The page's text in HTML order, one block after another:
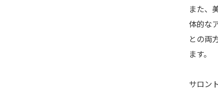
また、
体的な
との両
ます。
サロン